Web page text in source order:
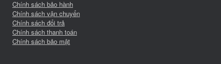
Chính sách bảo hành
Chính sách vận chuyển
Chính sách đổi trả
Chính sách thanh toán
Chính sách bảo mật